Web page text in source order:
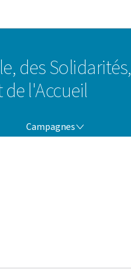
des Solidarités,
de l'Accueil
Campagnes